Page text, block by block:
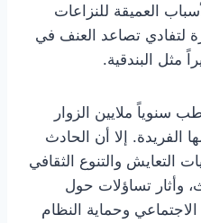
العميقة للنزاعات
لتفادي تصاعد العنف في
مثل البندقية.
سنوياً ملايين الزوار
الفريدة. إلا أن الحادث
التعايش والتنوع الثقافي
وأثار تساؤلات حول
وحماية النظام